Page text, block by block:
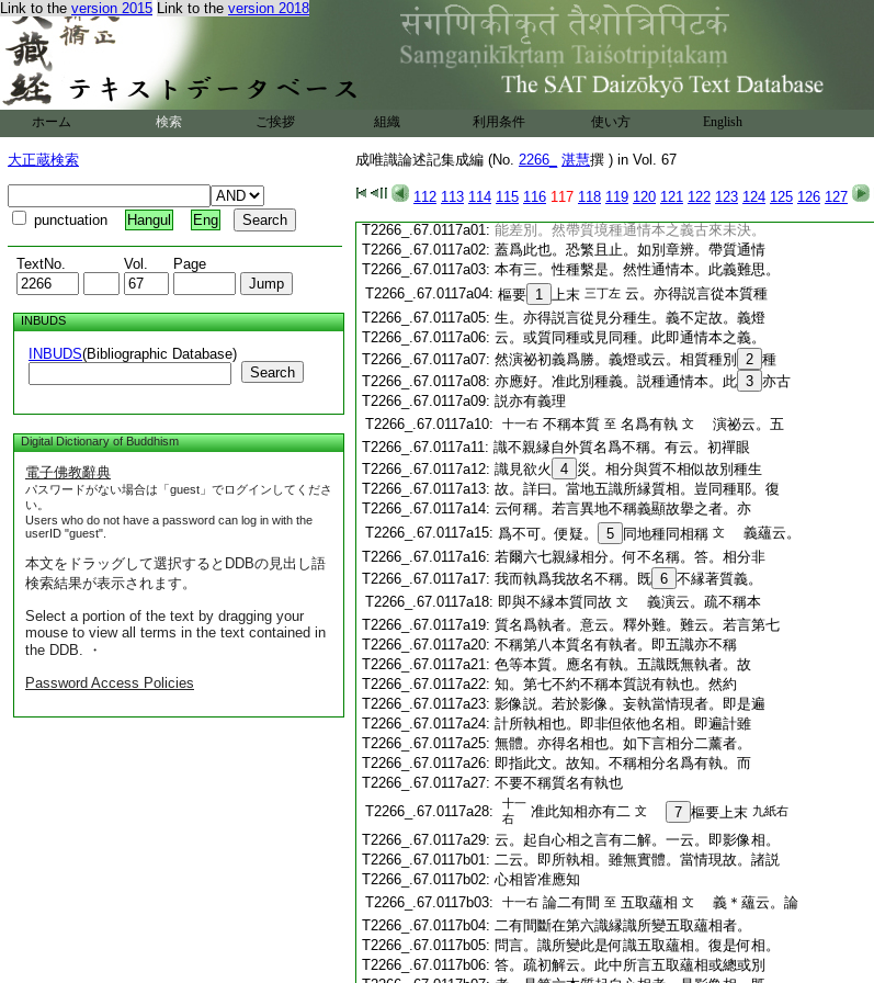
Link to the version 2015 Link to the version 2018
ホーム 検索 ご挨拶 組織 利用条件 使い方 English
大正蔵検索
punctuation Hangul Eng
TextNo. Vol. Page
INBUDS
INBUDS(Bibliographic Database)
Search
Digital Dictionary of Buddhism
電子佛教辭典
パスワードがない場合は「guest」でログインしてくださ
い。
Users who do not have a password can log in with the
userID "guest".
本文をドラッグして選択するとDDBの見出し語
検索結果が表示されます。
Select a portion of the text by dragging your
mouse to view all terms in the text contained in
the DDB. ・
Password Access Policies
成唯識論述記集成編 (No. 2266_ 湛慧撰 ) in Vol. 67
112 113 114 115 116 117 118 119 120 121 122 123 124 125 126 127
T2266_.67.0116c19:七欲成染淨。亦由第六爲增上縁。第七方
T2266_.67.0116c20:成於染淨等。今時亦復如是作法云。且如
T2266_.67.0116c21: 第六造善之時。資第七所以。第七識中我
T2266_.67.0116c22:執輕微。第八所薰。此種時隨質名淨無記。
若第六造不善業時。由資第七。第七識中
我執尤重縁第八。所縁薰成種。此種隨第
T2266_.67.0116c25:七 7
見分。名染無記。且作此解。至下當知
T2266_.67.0116c27:
一。然一種子。或時生第七識。或時生第八
T2266_.67.0116c28: 識則種子混淆不可定屬。況無辨生自體
T2266_.67.0117a01: 能差別。然帶質境種通情本之義古來未決。
T2266_.67.0117a02: 蓋爲此也。恐繁且止。如別章辨。帶質通情
T2266_.67.0117a03: 本有三。性種繫是。然性通情本。此義難思。
T2266_.67.0117a04: 樞要 1 上末 三丁左 云。亦得説言從本質種
T2266_.67.0117a05: 生。亦得説言從見分種生。義不定故。義燈
T2266_.67.0117a06: 云。或質同種或見同種。此即通情本之義。
T2266_.67.0117a07: 然演祕初義爲勝。義燈或云。相質種別 2 種
T2266_.67.0117a08: 亦應好。准此別種義。説種通情本。此 3 亦古
T2266_.67.0117a09: 説亦有義理
T2266_.67.0117a10:
十一右 不稱本質 至 名爲有執 文
演祕云。五
T2266_.67.0117a11: 識不親縁自外質名爲不稱。有云。初禪眼
T2266_.67.0117a12: 識見欲火 4 災。相分與質不相似故別種生
T2266_.67.0117a13: 故。詳曰。當地五識所縁質相。豈同種耶。復
T2266_.67.0117a14: 云何稱。若言異地不稱義顯故擧之者。亦
T2266_.67.0117a15: 爲不可。便疑。 5 同地種同相稱 文
義蘊云。
T2266_.67.0117a16: 若爾六七親縁相分。何不名稱。答。相分非
T2266_.67.0117a17: 我而執爲我故名不稱。既 6 不縁著質義。
T2266_.67.0117a18: 即與不縁本質同故 文
義演云。疏不稱本
T2266_.67.0117a19: 質名爲執者。意云。釋外難。難云。若言第七
T2266_.67.0117a20: 不稱第八本質名有執者。即五識亦不稱
T2266_.67.0117a21: 色等本質。應名有執。五識既無執者。故
T2266_.67.0117a22: 知。第七不約不稱本質説有執也。然約
T2266_.67.0117a23: 影像説。若於影像。妄執當情現者。即是遍
T2266_.67.0117a24: 計所執相也。即非但依他名相。即遍計雖
T2266_.67.0117a25: 無體。亦得名相也。如下言相分二薰者。
T2266_.67.0117a26: 即指此文。故知。不稱相分名爲有執。而
T2266_.67.0117a27: 不要不稱質名有執也
T2266_.67.0117a28:
十一
右
准此知相亦有二 文 7 樞要上末 九紙右
T2266_.67.0117a29: 云。起自心相之言有二解。一云。即影像相。
T2266_.67.0117b01: 二云。即所執相。雖無實體。當情現故。諸説
T2266_.67.0117b02: 心相皆准應知
T2266_.67.0117b03:
十一右 論二有間 至 五取蘊相 文
義＊蘊云。論
T2266_.67.0117b04: 二有間斷在第六識縁識所變五取蘊相者。
T2266_.67.0117b05: 問言。識所變此是何識五取蘊相。復是何相。
T2266_.67.0117b06: 答。疏初解云。此中所言五取蘊相或總或別